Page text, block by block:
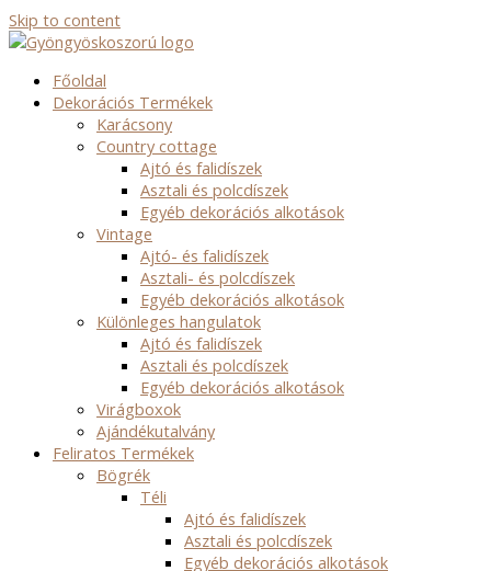
Skip to content
Főoldal
Dekorációs Termékek
Karácsony
Country cottage
Ajtó és falidíszek
Asztali és polcdíszek
Egyéb dekorációs alkotások
Vintage
Ajtó- és falidíszek
Asztali- és polcdíszek
Egyéb dekorációs alkotások
Különleges hangulatok
Ajtó és falidíszek
Asztali és polcdíszek
Egyéb dekorációs alkotások
Virágboxok
Ajándékutalvány
Feliratos Termékek
Bögrék
Téli
Ajtó és falidíszek
Asztali és polcdíszek
Egyéb dekorációs alkotások